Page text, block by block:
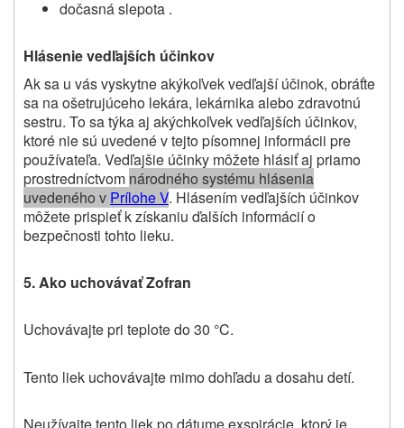
dočasná slepota .
Hlásenie vedľajších účinkov
Ak sa u vás vyskytne akýkoľvek vedľajší účinok, obráťte
sa na ošetrujúceho lekára, lekárnika alebo zdravotnú
sestru. To sa týka aj akýchkoľvek vedľajších účinkov,
ktoré nie sú uvedené v tejto písomnej informácii pre
používateľa. Vedľajšie účinky môžete hlásiť aj priamo
prostredníctvom národného systému hlásenia
uvedeného v Prílohe V. Hlásením vedľajších účinkov
môžete prispieť k získaniu ďalších informácií o
bezpečnosti tohto lieku.
5. Ako uchovávať Zofran
Uchovávajte pri teplote do 30 °C.
Tento liek uchovávajte mimo dohľadu a dosahu detí.
Neužívajte tento liek po dátume exspirácie, ktorý je